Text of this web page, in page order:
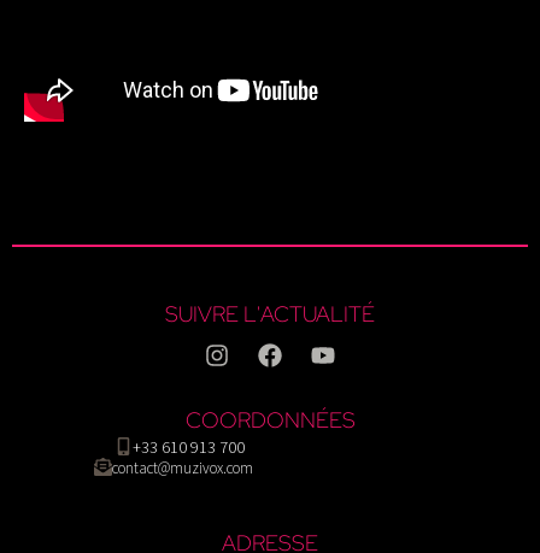
SUIVRE L'ACTUALITÉ
COORDONNÉES
+33 610 913 700
contact@muzivox.com
ADRESSE